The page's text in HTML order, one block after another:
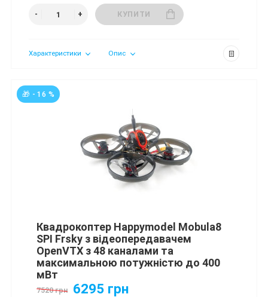
КУПИТИ
Характеристики Опис
🎁 - 16 %
Квадрокоптер Happymodel Mobula8
SPI Frsky з відеопередавачем
OpenVTX з 48 каналами та
максимальною потужністю до 400
мВт
7520 грн 6295 грн